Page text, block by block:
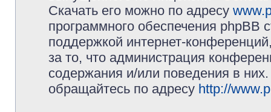
Скачать его можно по адресу
программного обеспечения phpBB
поддержкой интернет-
за то, что администрация
содержания и/или поведения в
обращайтесь по адресу http://